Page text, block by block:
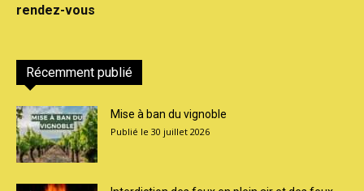
rendez-vous
Récemment publié
Mise à ban du vignoble
30 juillet 2026